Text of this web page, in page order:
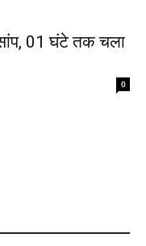
01 घंटे तक चला
0